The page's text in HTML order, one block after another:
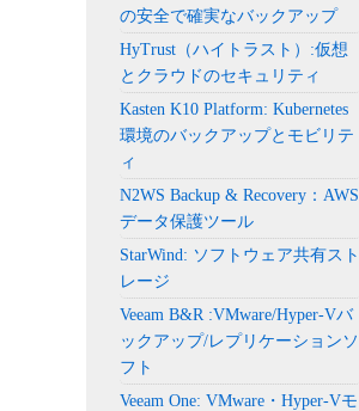
の安全で確実なバックアップ
HyTrust（ハイトラスト）:仮想
とクラウドのセキュリティ
Kasten K10 Platform: Kubernetes
環境のバックアップとモビリテ
ィ
N2WS Backup & Recovery：AWS
データ保護ツール
StarWind: ソフトウェア共有スト
レージ
Veeam B&R :VMware/Hyper-Vバ
ックアップ/レプリケーションソ
フト
Veeam One: VMware・Hyper-Vモ